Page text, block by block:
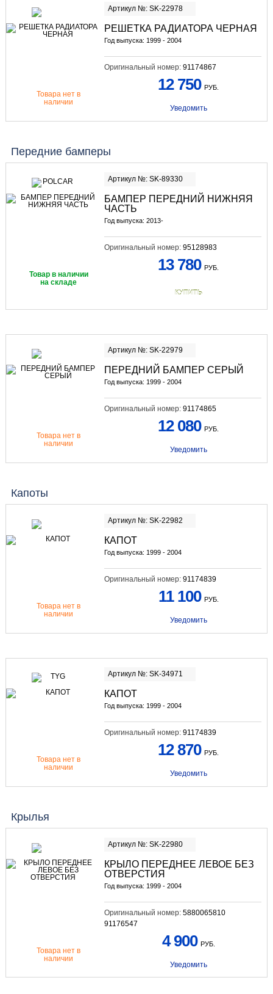
Артикул №: SK-22978
РЕШЕТКА РАДИАТОРА ЧЕРНАЯ
Год выпуска: 1999 - 2004
Оригинальный номер: 91174867
Товара нет в
наличии
12 750 РУБ.
Уведомить
Передние бамперы
Артикул №: SK-89330
БАМПЕР ПЕРЕДНИЙ НИЖНЯЯ
ЧАСТЬ
Год выпуска: 2013-
Оригинальный номер: 95128983
Товар в наличии
на складе
13 780 РУБ.
КУПИТЬ
Артикул №: SK-22979
ПЕРЕДНИЙ БАМПЕР СЕРЫЙ
Год выпуска: 1999 - 2004
Оригинальный номер: 91174865
Товара нет в
наличии
12 080 РУБ.
Уведомить
Капоты
Артикул №: SK-22982
КАПОТ
Год выпуска: 1999 - 2004
Оригинальный номер: 91174839
Товара нет в
наличии
11 100 РУБ.
Уведомить
Артикул №: SK-34971
КАПОТ
Год выпуска: 1999 - 2004
Оригинальный номер: 91174839
Товара нет в
наличии
12 870 РУБ.
Уведомить
Крылья
Артикул №: SK-22980
КРЫЛО ПЕРЕДНЕЕ ЛЕВОЕ БЕЗ
ОТВЕРСТИЯ
Год выпуска: 1999 - 2004
Оригинальный номер: 5880065810
91176547
Товара нет в
наличии
4 900 РУБ.
Уведомить